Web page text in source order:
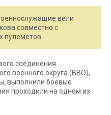
вели
совместно с
пулемётов.
соединения
военного округа (ВВО),
выполнили боевые
проходили на одном из